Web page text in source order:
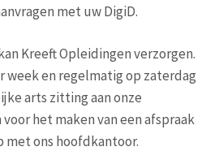
met uw DigiD.
Kreeft Opleidingen verzorgen.
week en regelmatig op zaterdag
arts zitting aan onze
het maken van een afspraak
ons hoofdkantoor.